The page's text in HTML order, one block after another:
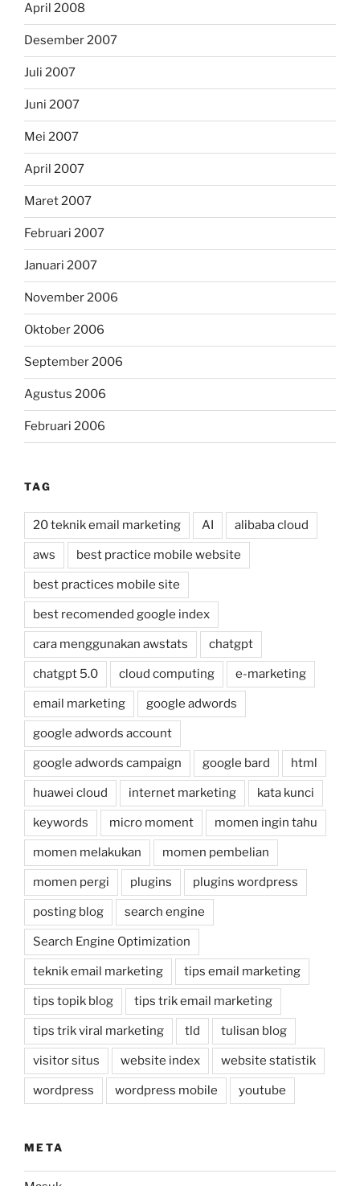
April 2008
Desember 2007
Juli 2007
Juni 2007
Mei 2007
April 2007
Maret 2007
Februari 2007
Januari 2007
November 2006
Oktober 2006
September 2006
Agustus 2006
Februari 2006
TAG
20 teknik email marketing AI alibaba cloud
aws best practice mobile website
best practices mobile site
best recomended google index
cara menggunakan awstats chatgpt
chatgpt 5.0 cloud computing e-marketing
email marketing google adwords
google adwords account
google adwords campaign google bard html
huawei cloud internet marketing kata kunci
keywords micro moment momen ingin tahu
momen melakukan momen pembelian
momen pergi plugins plugins wordpress
posting blog search engine
Search Engine Optimization
teknik email marketing tips email marketing
tips topik blog tips trik email marketing
tips trik viral marketing tld tulisan blog
visitor situs website index website statistik
wordpress wordpress mobile youtube
META